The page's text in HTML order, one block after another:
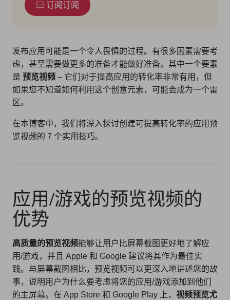
订阅订阅
发布应用可能是一个令人畏惧的过程。有很多因素需要考
虑，甚至需要做更多的准备才能做好准备。其中一个要素
是 预览视频 – 它们对于提高应用的转化率非常有用，但
如果您不知道如何利用这个创意元素，可能会成为一个雷
区。
在本博客中，我们将深入探讨创建可提高转化率的应用预
览视频的 7 个实用技巧。
应用/游戏的预览视频的
优势
高质量的预览视频能够让用户比屏幕截图更好地了解应
用/游戏，并且 Apple 和 Google 建议将其作为最佳实
践。与屏幕截图相比， 预览视频可以更深入地讲述您的故
事，说明用户为什么要考虑将您的应用/游戏添加到他们
的主屏幕。在 App Store 和 Google Play 上， 视频预览尤